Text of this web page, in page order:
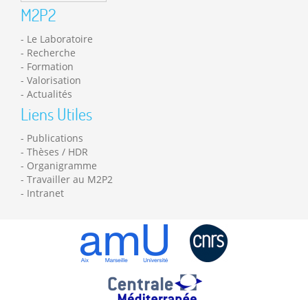
M2P2
Le Laboratoire
Recherche
Formation
Valorisation
Actualités
Liens Utiles
Publications
Thèses / HDR
Organigramme
Travailler au M2P2
Intranet